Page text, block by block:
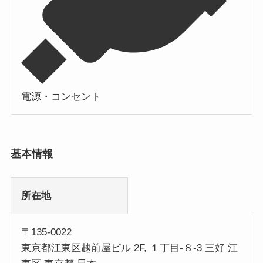
電源・コンセント
基本情報
所在地
〒135-0022
東京都江東区越前屋ビル 2F, １丁目-８-3 三好 江